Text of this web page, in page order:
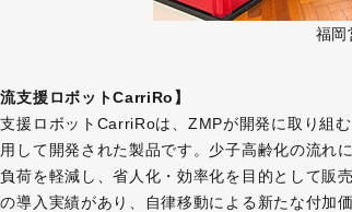
福岡
流支援ロボットCarriRo】
援ロボットCarriRoは、ZMPが開発に取り組
して開発された製品です。少子高齢化の流れ
荷を軽減し、省人化・効率化を目的として販
導入実績があり、自律移動による新たな付加